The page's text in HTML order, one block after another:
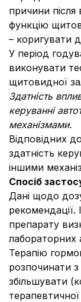
причини після
функцію
– коригувати
У період
виконувати
щитовидної
Здатність
керуванні
механізмами.
Відповідних
здатність
іншими
Спосіб
Дані щодо
рекомендації.
препарату
лабораторних
Терапію
розпочинати з
збільшувати